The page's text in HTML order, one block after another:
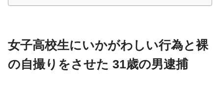
女子高校生にいかがわしい行為と裸
の自撮りをさせた 31歳の男逮捕